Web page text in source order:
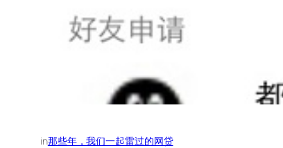
in那些年，我们一起雷过的网贷